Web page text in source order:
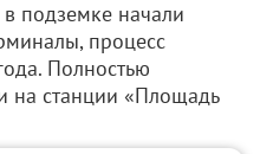
подземке начали
процесс
Полностью
на станции «Площадь